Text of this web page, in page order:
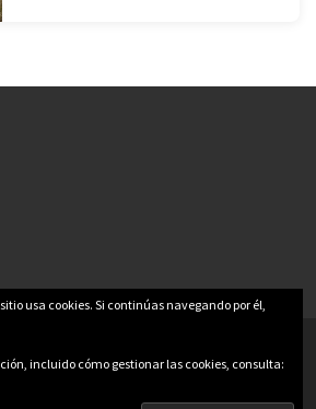
usa cookies. Si continúas navegando por él,
incluido cómo gestionar las cookies, consulta: